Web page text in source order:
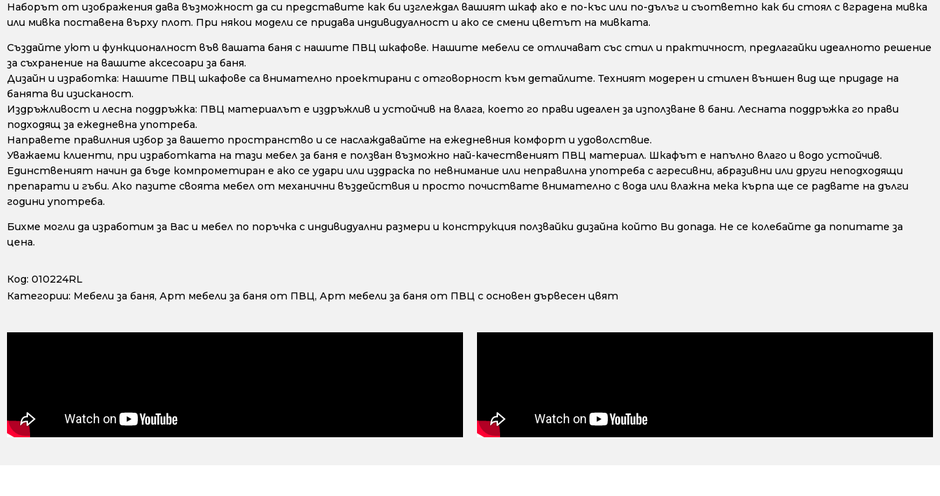
Наборът от изображения дава възможност да си представите как би изглеждал вашият шкаф ако е по-къс или по-дълъг и съответно как би стоял с вградена мивка
или мивка поставена върху плот. При някои модели се придава индивидуалност и ако се смени цветът на мивката.
Създайте уют и функционалност във вашата баня с нашите ПВЦ шкафове. Нашите мебели се отличават със стил и практичност, предлагайки идеалното решение
за съхранение на вашите аксесоари за баня.
Дизайн и изработка: Нашите ПВЦ шкафове са внимателно проектирани с отговорност към детайлите. Техният модерен и стилен външен вид ще придаде на
банята ви изисканост.
Издръжливост и лесна поддръжка: ПВЦ материалът е издръжлив и устойчив на влага, което го прави идеален за използване в бани. Лесната поддръжка го прави
подходящ за ежедневна употреба.
Направете правилния избор за вашето пространство и се наслаждавайте на ежедневния комфорт и удоволствие.
Уважаеми клиенти, при изработката на тази мебел за баня е ползван възможно най-качественият ПВЦ материал. Шкафът е напълно влаго и водо устойчив.
Единственият начин да бъде компрометиран е ако се удари или издраска по невнимание или неправилна употреба с агресивни, абразивни или други неподходящи
препарати и гъби. Ако пазите своята мебел от механични въздействия и просто почиствате внимателно с вода или влажна мека кърпа ще се радвате на дълги
години употреба.
Бихме могли да изработим за Вас и мебел по поръчка с индивидуални размери и конструкция ползвайки дизайна който Ви допада. Не се колебайте да попитате за
цена.
Код: 010224RL
Категории: Мебели за баня, Арт мебели за баня от ПВЦ, Арт мебели за баня от ПВЦ с основен дървесен цвят